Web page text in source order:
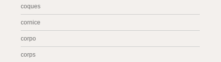
coques
cornice
corpo
corps